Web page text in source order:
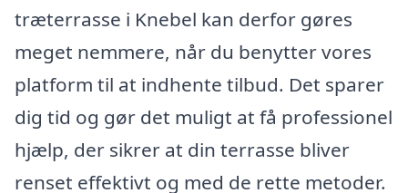
træterrasse i Knebel kan derfor gøres
meget nemmere, når du benytter vores
platform til at indhente tilbud. Det sparer
dig tid og gør det muligt at få professionel
hjælp, der sikrer at din terrasse bliver
renset effektivt og med de rette metoder.